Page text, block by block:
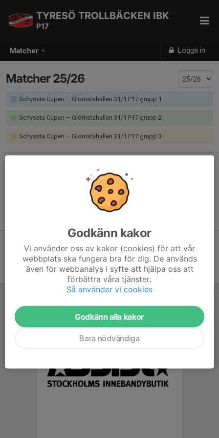
Matcher Logga in
TYRESÖ TROLLBÄCKEN IBK
P17
Matcher 25/26
Schyssta Cupen – Glömstahallen 31/1 P17 grupp 1
Schyssta Cupen – Glömstahallen 31/1 P17 grupp 2
Schyssta Cupen – Glömstahallen 31/1 P17 grupp 3
Inga matcher inbokade
Godkänn kakor
Vi använder oss av kakor (cookies) för att vår
webbplats ska fungera bra för dig. De används
även för webbanalys i syfte att hjälpa oss att
förbättra våra tjänster.
Så använder vi cookies
Godkänn alla kakor
Bara nödvändiga